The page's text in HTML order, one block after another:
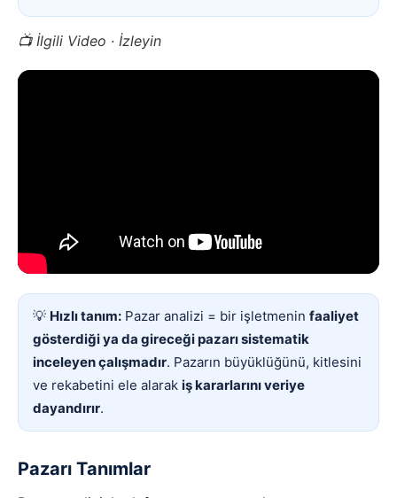
📺 İlgili Video · İzleyin
💡 Hızlı tanım: Pazar analizi = bir işletmenin faaliyet
gösterdiği ya da gireceği pazarı sistematik
inceleyen çalışmadır. Pazarın büyüklüğünü, kitlesini
ve rekabetini ele alarak iş kararlarını veriye
dayandırır.
Pazarı Tanımlar